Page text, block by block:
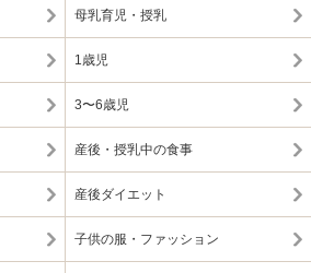
母乳育児・授乳
1歳児
3〜6歳児
産後・授乳中の食事
産後ダイエット
子供の服・ファッション